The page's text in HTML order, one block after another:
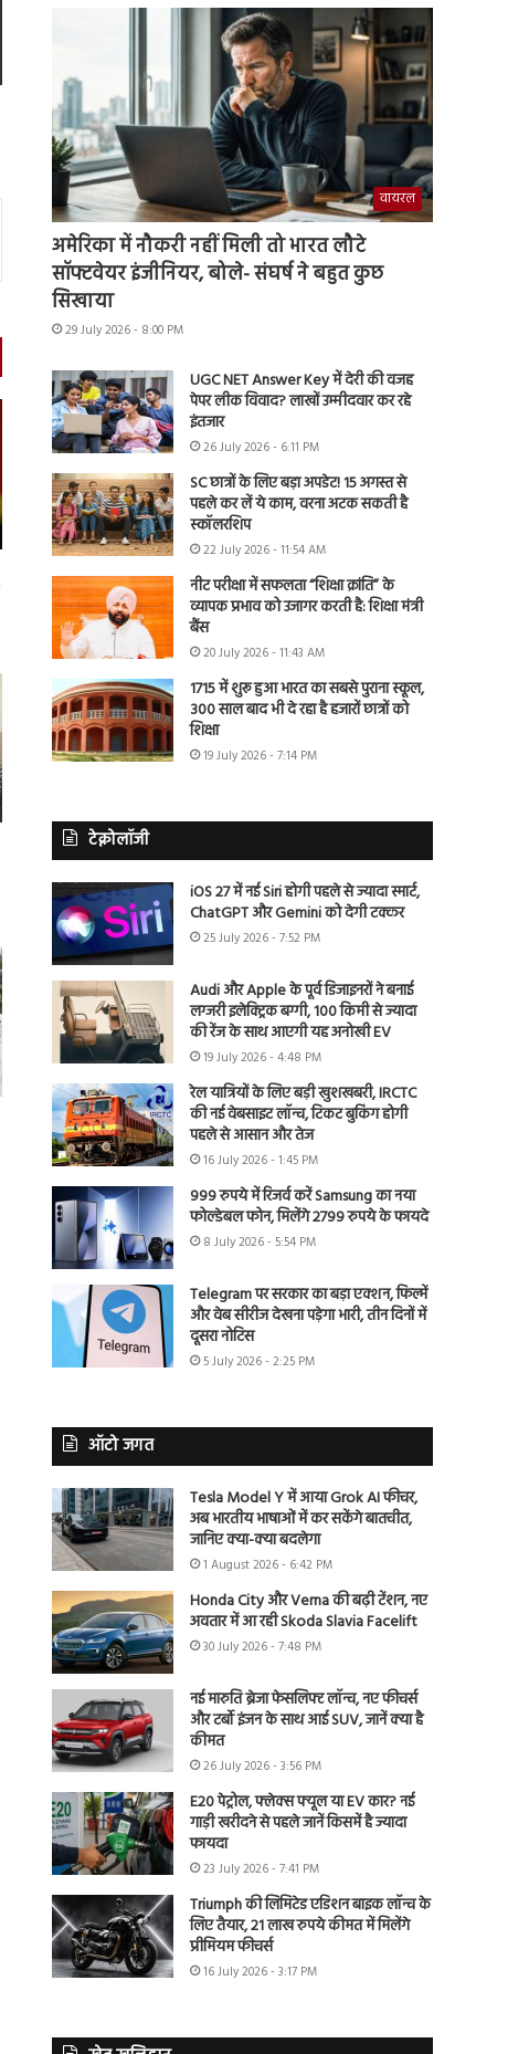
वायरल
अमेरिका में नौकरी नहीं मिली तो भारत लौटे
सॉफ्टवेयर इंजीनियर, बोले- संघर्ष ने बहुत कुछ
सिखाया
29 July 2026 - 8:00 PM
UGC NET Answer Key में देरी की वजह
पेपर लीक विवाद? लाखों उम्मीदवार कर रहे
इंतजार
26 July 2026 - 6:11 PM
SC छात्रों के लिए बड़ा अपडेट! 15 अगस्त से
पहले कर लें ये काम, वरना अटक सकती है
स्कॉलरशिप
22 July 2026 - 11:54 AM
नीट परीक्षा में सफलता “शिक्षा क्रांति” के
व्यापक प्रभाव को उजागर करती है: शिक्षा मंत्री
बैंस
20 July 2026 - 11:43 AM
1715 में शुरू हुआ भारत का सबसे पुराना स्कूल,
300 साल बाद भी दे रहा है हजारों छात्रों को
शिक्षा
19 July 2026 - 7:14 PM
टेक्नोलॉजी
iOS 27 में नई Siri होगी पहले से ज्यादा स्मार्ट,
ChatGPT और Gemini को देगी टक्कर
25 July 2026 - 7:52 PM
Audi और Apple के पूर्व डिजाइनरों ने बनाई
लग्जरी इलेक्ट्रिक बग्गी, 100 किमी से ज्यादा
की रेंज के साथ आएगी यह अनोखी EV
19 July 2026 - 4:48 PM
रेल यात्रियों के लिए बड़ी खुशखबरी, IRCTC
की नई वेबसाइट लॉन्च, टिकट बुकिंग होगी
पहले से आसान और तेज
16 July 2026 - 1:45 PM
999 रुपये में रिजर्व करें Samsung का नया
फोल्डेबल फोन, मिलेंगे 2799 रुपये के फायदे
8 July 2026 - 5:54 PM
Telegram पर सरकार का बड़ा एक्शन, फिल्में
और वेब सीरीज देखना पड़ेगा भारी, तीन दिनों में
दूसरा नोटिस
5 July 2026 - 2:25 PM
ऑटो जगत
Tesla Model Y में आया Grok AI फीचर,
अब भारतीय भाषाओं में कर सकेंगे बातचीत,
जानिए क्या-क्या बदलेगा
1 August 2026 - 6:42 PM
Honda City और Verna की बढ़ी टेंशन, नए
अवतार में आ रही Skoda Slavia Facelift
30 July 2026 - 7:48 PM
नई मारुति ब्रेजा फेसलिफ्ट लॉन्च, नए फीचर्स
और टर्बो इंजन के साथ आई SUV, जानें क्या है
कीमत
26 July 2026 - 3:56 PM
E20 पेट्रोल, फ्लेक्स फ्यूल या EV कार? नई
गाड़ी खरीदने से पहले जानें किसमें है ज्यादा
फायदा
23 July 2026 - 7:41 PM
Triumph की लिमिटेड एडिशन बाइक लॉन्च के
लिए तैयार, 21 लाख रुपये कीमत में मिलेंगे
प्रीमियम फीचर्स
16 July 2026 - 3:17 PM